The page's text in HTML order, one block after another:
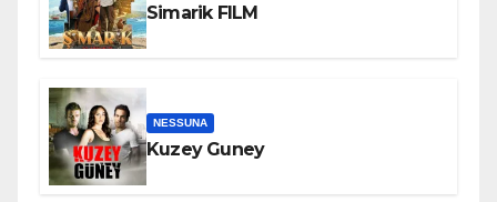
Simarik FILM
NESSUNA
Kuzey Guney